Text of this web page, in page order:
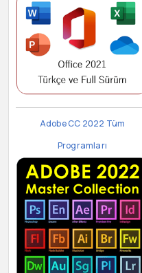
Adobe CC 2022 Tüm
Programları